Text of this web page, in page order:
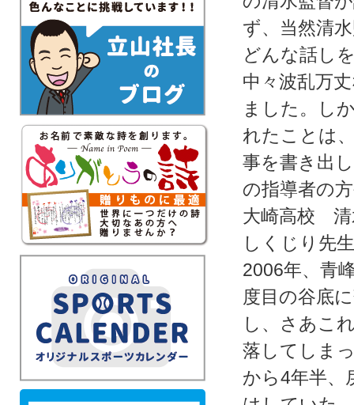
ず、当然清
どんな話し
中々波乱万
ました。し
れたことは
事を書き出
の指導者の
大崎高校 清
しくじり先
2006年、青
度目の谷底
し、さあこ
落してしま
から4年半、